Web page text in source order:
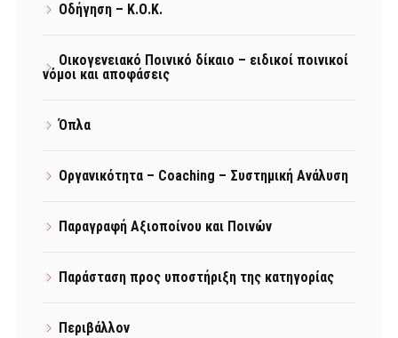
Οδήγηση – Κ.Ο.Κ.
Οικογενειακό Ποινικό δίκαιο – ειδικοί ποινικοί
νόμοι και αποφάσεις
Όπλα
Οργανικότητα – Coaching – Συστημική Ανάλυση
Παραγραφή Αξιοποίνου και Ποινών
Παράσταση προς υποστήριξη της κατηγορίας
Περιβάλλον